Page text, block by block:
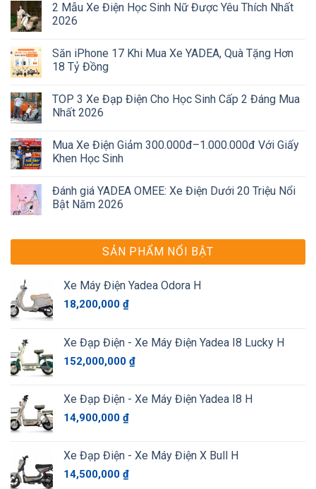
2 Mẫu Xe Điện Học Sinh Nữ Được Yêu Thích Nhất
2026
Săn iPhone 17 Khi Mua Xe YADEA, Quà Tặng Hơn
18 Tỷ Đồng
TOP 3 Xe Đạp Điện Cho Học Sinh Cấp 2 Đáng Mua
Nhất 2026
Mua Xe Điện Giảm 300.000đ–1.000.000đ Với Giấy
Khen Học Sinh
Đánh giá YADEA OMEE: Xe Điện Dưới 20 Triệu Nổi
Bật Năm 2026
SẢN PHẨM NỔI BẬT
Xe Máy Điện Yadea Odora H
18,200,000 ₫
Xe Đạp Điện - Xe Máy Điện Yadea I8 Lucky H
152,000,000 ₫
Xe Đạp Điện - Xe Máy Điện Yadea I8 H
14,900,000 ₫
Xe Đạp Điện - Xe Máy Điện X Bull H
14,500,000 ₫